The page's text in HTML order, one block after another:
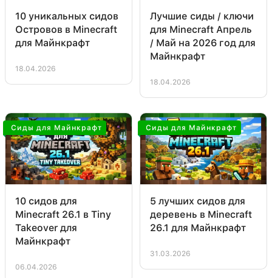
10 уникальных сидов
Островов в Minecraft
для Майнкрафт
18.04.2026
Лучшие сиды / ключи
для Minecraft Апрель
/ Май на 2026 год для
Майнкрафт
18.04.2026
Сиды для Майнкрафт
10 сидов для
Minecraft 26.1 в Tiny
Takeover для
Майнкрафт
06.04.2026
Сиды для Майнкрафт
5 лучших сидов для
деревень в Minecraft
26.1 для Майнкрафт
31.03.2026